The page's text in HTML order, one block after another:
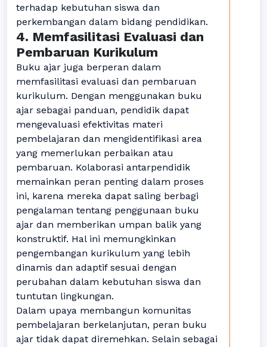
terhadap kebutuhan siswa dan
perkembangan dalam bidang pendidikan.
4. Memfasilitasi Evaluasi dan
Pembaruan Kurikulum
Buku ajar juga berperan dalam
memfasilitasi evaluasi dan pembaruan
kurikulum. Dengan menggunakan buku
ajar sebagai panduan, pendidik dapat
mengevaluasi efektivitas materi
pembelajaran dan mengidentifikasi area
yang memerlukan perbaikan atau
pembaruan. Kolaborasi antarpendidik
memainkan peran penting dalam proses
ini, karena mereka dapat saling berbagi
pengalaman tentang penggunaan buku
ajar dan memberikan umpan balik yang
konstruktif. Hal ini memungkinkan
pengembangan kurikulum yang lebih
dinamis dan adaptif sesuai dengan
perubahan dalam kebutuhan siswa dan
tuntutan lingkungan.
Dalam upaya membangun komunitas
pembelajaran berkelanjutan, peran buku
ajar tidak dapat diremehkan. Selain sebagai